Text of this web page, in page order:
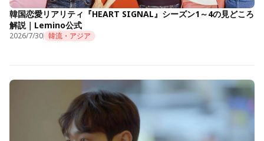
韓国恋愛リアリティ『HEART SIGNAL』シーズン1～4の見どころ
解説｜Lemino公式
2026/7/30 韓流・アジア